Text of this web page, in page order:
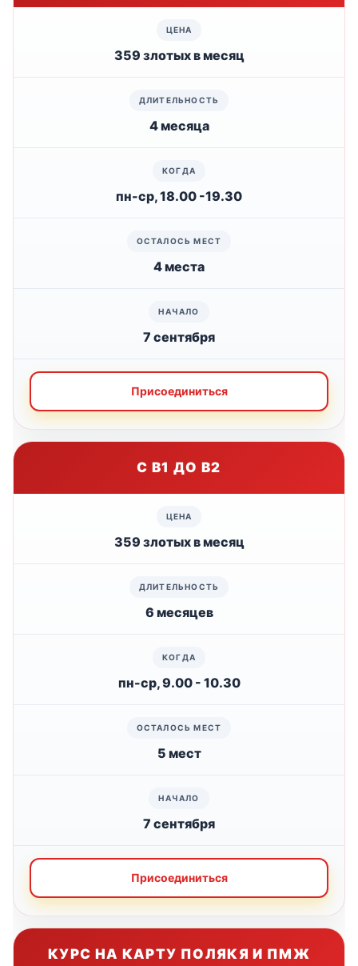
359 злотых в месяц
4 месяца
пн-ср, 18.00 -19.30
4 места
7 сентября
Присоединиться
С B1 ДО B2
359 злотых в месяц
6 месяцев
пн-ср, 9.00 - 10.30
5 мест
7 сентября
Присоединиться
КУРС НА КАРТУ ПОЛЯКЯ И ПМЖ